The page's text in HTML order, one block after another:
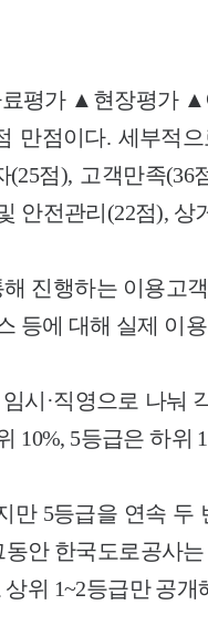
평가 ▲현장평가 ▲
만점이다. 세부적
(25점), 고객만족
안전관리(22점), 상
진행하는 이용고
등에 대해 실제 이
·직영으로 나눠
10%, 5등급은 하위
만 5등급을 연속 두
안 한국도로공사
위 1~2등급만 공개